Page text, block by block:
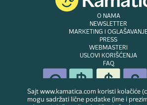
O NAMA
NEWSLETTER
MARKETING I
PRESS
WEBMASTERI
USLOVI KORIŠĆENJA
FAQ
Sajt www.kamatica.com koristi kolačiće
mogu sadržati lične podatke (ime i